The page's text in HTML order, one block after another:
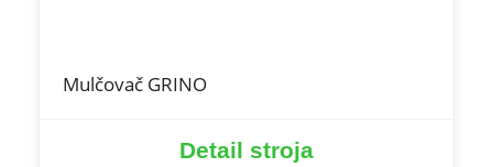
Mulčovač GRINO
Detail stroja